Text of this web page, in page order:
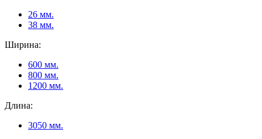
26 мм.
38 мм.
Ширина:
600 мм.
800 мм.
1200 мм.
Длина:
3050 мм.